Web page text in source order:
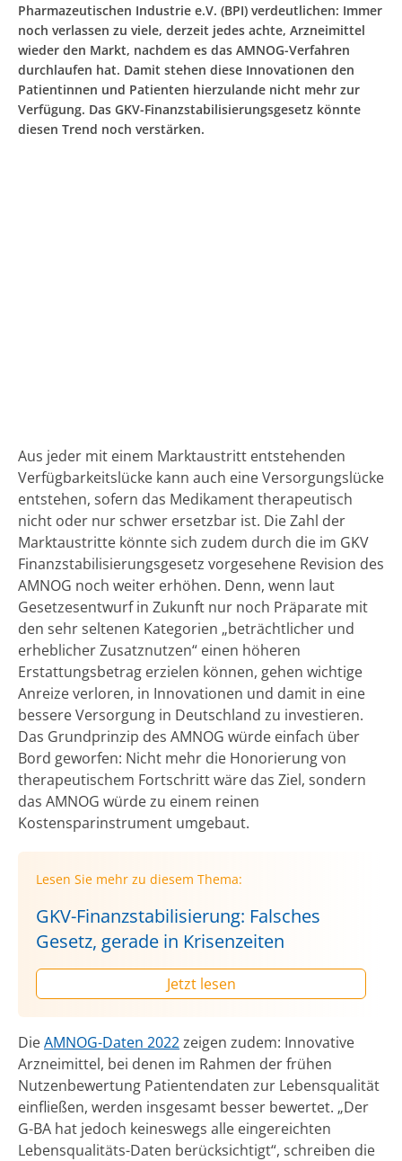
Pharmazeutischen Industrie e.V. (BPI) verdeutlichen: Immer
noch verlassen zu viele, derzeit jedes achte, Arzneimittel
wieder den Markt, nachdem es das AMNOG-Verfahren
durchlaufen hat. Damit stehen diese Innovationen den
Patientinnen und Patienten hierzulande nicht mehr zur
Verfügung. Das GKV-Finanzstabilisierungsgesetz könnte
diesen Trend noch verstärken.
Aus jeder mit einem Marktaustritt entstehenden
Verfügbarkeitslücke kann auch eine Versorgungslücke
entstehen, sofern das Medikament therapeutisch
nicht oder nur schwer ersetzbar ist. Die Zahl der
Marktaustritte könnte sich zudem durch die im GKV
Finanzstabilisierungsgesetz vorgesehene Revision des
AMNOG noch weiter erhöhen. Denn, wenn laut
Gesetzesentwurf in Zukunft nur noch Präparate mit
den sehr seltenen Kategorien „beträchtlicher und
erheblicher Zusatznutzen“ einen höheren
Erstattungsbetrag erzielen können, gehen wichtige
Anreize verloren, in Innovationen und damit in eine
bessere Versorgung in Deutschland zu investieren.
Das Grundprinzip des AMNOG würde einfach über
Bord geworfen: Nicht mehr die Honorierung von
therapeutischem Fortschritt wäre das Ziel, sondern
das AMNOG würde zu einem reinen
Kostensparinstrument umgebaut.
Lesen Sie mehr zu diesem Thema:
GKV-Finanzstabilisierung: Falsches
Gesetz, gerade in Krisenzeiten
Jetzt lesen
DieAMNOG-Daten 2022zeigen zudem: Innovative
Arzneimittel, bei denen im Rahmen der frühen
Nutzenbewertung Patientendaten zur Lebensqualität
einfließen, werden insgesamt besser bewertet. „Der
G-BA hat jedoch keineswegs alle eingereichten
Lebensqualitäts-Daten berücksichtigt“, schreiben die